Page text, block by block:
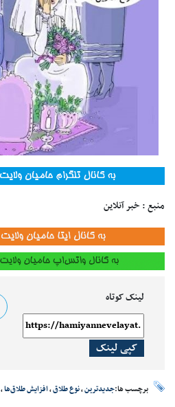
منبع : خبر آنلاین
لینک کوتاه
کپی لینک
برچسب ها:جدیدترین،نوع طلاق،افزایش طلاق‌ها،